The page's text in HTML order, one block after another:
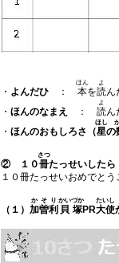
・ よんだひ ： 本
ほん
を読
よ
ん
・ ほんのなまえ ： 読
よ
ん
・ ほんのおもしろさ（星
ほし
の
② １０冊
さつ
たっせいしたら
１０冊たっせいおめでとう
（１） 加曽利
かそり
貝塚
かいづか
PR大使
たいし